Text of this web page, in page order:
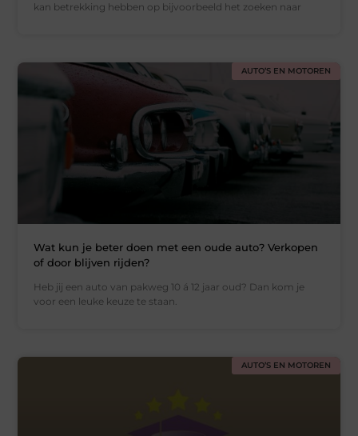
kan betrekking hebben op bijvoorbeeld het zoeken naar
AUTO’S EN MOTOREN
Wat kun je beter doen met een oude auto? Verkopen
of door blijven rijden?
Heb jij een auto van pakweg 10 á 12 jaar oud? Dan kom je
voor een leuke keuze te staan.
AUTO’S EN MOTOREN